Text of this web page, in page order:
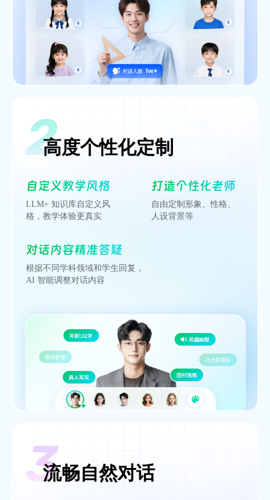
高度个性化定制
自定义教学风格
LLM+ 知识库自定义风
格，教学体验更真实
打造个性化老师
自由定制形象、性格、
人设背景等
对话内容精准答疑
根据不同学科领域和学生回复，
AI 智能调整对话内容
流畅自然对话